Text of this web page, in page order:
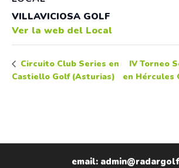
VILLAVICIOSA GOLF
Ver la web del Local
Circuito Club Series en
Castiello Golf (Asturias)
IV Torneo
en Hércules
email: